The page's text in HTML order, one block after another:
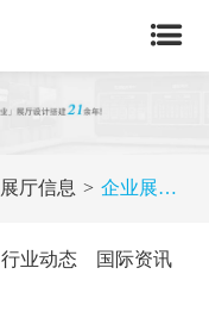
展厅信息 企业展厅设计怎样突出公司文化?
行业动态 国际资讯